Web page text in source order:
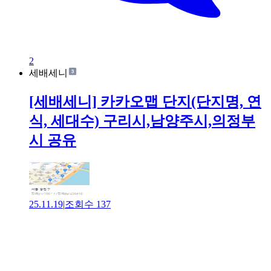
2
세배세니
[세배세니] 카카오맵 단지(단지명, 연
식, 세대수) 구리시,남양주시,의정부
시 공유
25.11.19|조회수 137